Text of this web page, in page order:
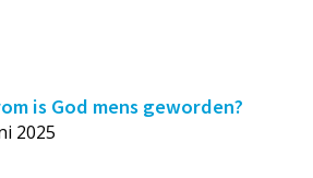
is God mens geworden?
2025